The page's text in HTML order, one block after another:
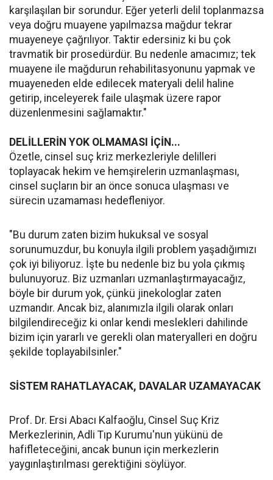
karşılaşılan bir sorundur. Eğer yeterli delil toplanmazsa
veya doğru muayene yapılmazsa mağdur tekrar
muayeneye çağrılıyor. Taktir edersiniz ki bu çok
travmatik bir prosedürdür. Bu nedenle amacımız; tek
muayene ile mağdurun rehabilitasyonunu yapmak ve
muayeneden elde edilecek materyali delil haline
getirip, inceleyerek faile ulaşmak üzere rapor
düzenlenmesini sağlamaktır."
DELİLLERİN YOK OLMAMASI İÇİN...
Özetle, cinsel suç kriz merkezleriyle delilleri
toplayacak hekim ve hemşirelerin uzmanlaşması,
cinsel suçların bir an önce sonuca ulaşması ve
sürecin uzamaması hedefleniyor.
"Bu durum zaten bizim hukuksal ve sosyal
sorunumuzdur, bu konuyla ilgili problem yaşadığımızı
çok iyi biliyoruz. İşte bu nedenle biz bu yola çıkmış
bulunuyoruz. Biz uzmanları uzmanlaştırmayacağız,
böyle bir durum yok, çünkü jinekologlar zaten
uzmandır. Ancak biz, alanımızla ilgili olarak onları
bilgilendireceğiz ki onlar kendi meslekleri dahilinde
bizim için yararlı ve gerekli olan materyalleri en doğru
şekilde toplayabilsinler."
SİSTEM RAHATLAYACAK, DAVALAR UZAMAYACAK
Prof. Dr. Ersi Abacı Kalfaoğlu, Cinsel Suç Kriz
Merkezlerinin, Adli Tıp Kurumu'nun yükünü de
hafifleteceğini, ancak bunun için merkezlerin
yaygınlaştırılması gerektiğini söylüyor.